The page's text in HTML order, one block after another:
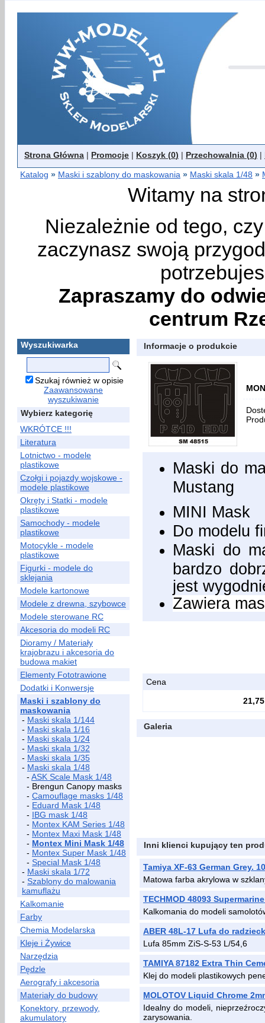
Strona Główna | Promocje | Koszyk (0) | Przechowalnia (0) |
Katalog » Maski i szablony do maskowania » Maski skala 1/48 »
Witamy na
Niezależnie od tego,
zaczynasz swoją
Zapraszamy do
centrum
Wyszukiwarka
Szukaj również w opisie
Zaawansowane
wyszukiwanie
Wybierz kategorię
WKRÓTCE !!!
Literatura
Lotnictwo - modele
plastikowe
Czołgi i pojazdy wojskowe -
modele plastikowe
Okręty i Statki - modele
plastikowe
Samochody - modele
plastikowe
Motocykle - modele
plastikowe
Figurki - modele do
sklejania
Modele kartonowe
Modele z drewna, szybowce
Modele sterowane RC
Akcesoria do modeli RC
Dioramy / Materiały
krajobrazu i akcesoria do
budowa makiet
Elementy Fototrawione
Dodatki i Konwersje
Maski i szablony do
maskowania
- Maski skala 1/144
- Maski skala 1/16
- Maski skala 1/24
- Maski skala 1/32
- Maski skala 1/35
- Maski skala 1/48
- ASK Scale Mask 1/48
- Brengun Canopy masks
- Camouflage masks 1/48
- Eduard Mask 1/48
- IBG mask 1/48
- Montex KAM Series 1/48
- Montex Maxi Mask 1/48
- Montex Mini Mask 1/48
- Montex Super Mask 1/48
- Special Mask 1/48
- Maski skala 1/72
- Szablony do malowania
kamuflażu
Kalkomanie
Farby
Chemia Modelarska
Kleje i Żywice
Narzędzia
Pędzle
Aerografy i akcesoria
Materiały do budowy
Konektory, przewody,
akumulatory
Informacje o produkcie
Maski do
Mustang
MINI Mask
Do modelu
Maski do
bardzo
jest
Zawiera
Cena
21,75
Galeria
Inni klienci kupujący ten
Tamiya XF-63 German Grey.
Matowa farba akrylowa w
TECHMOD 48093
Kalkomania do modeli
ABER 48L-17 Lufa do
Lufa 85mm ZiS-S-53 L/54,6
TAMIYA 87182 Extra Thin
Klej do modeli plastikowych
MOLOTOV Liquid Chrome
Idealny do modeli,
zarysowania.